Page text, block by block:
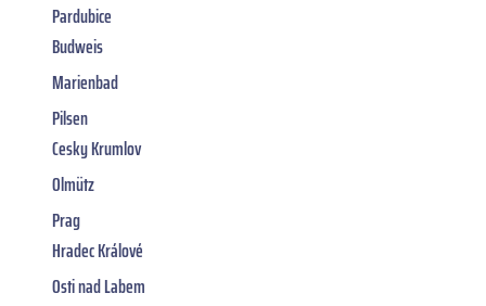
Pardubice
Budweis
Marienbad
Pilsen
Cesky Krumlov
Olmütz
Prag
Hradec Králové
Osti nad Labem